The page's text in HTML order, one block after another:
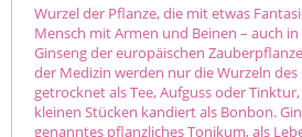
Wurzel der Pflanze, die mit etwas
Mensch mit Armen und Beinen – auch
Ginseng der europäischen
der Medizin werden nur die Wurzeln
getrocknet als Tee, Aufguss oder
kleinen Stücken kandiert als Bonbon.
genanntes pflanzliches Tonikum, als